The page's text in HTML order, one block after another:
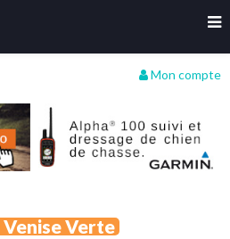
Mon compte
Venise Verte